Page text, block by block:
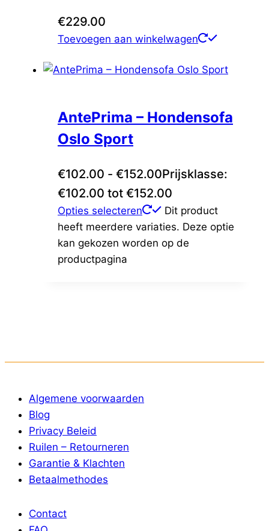
€229.00
Toevoegen aan winkelwagen
AntePrima – Hondensofa
Oslo Sport
€102.00 - €152.00Prijsklasse:
€102.00 tot €152.00
Opties selecteren
Dit product
heeft meerdere variaties. Deze optie
kan gekozen worden op de
productpagina
Algemene voorwaarden
Blog
Privacy Beleid
Ruilen – Retourneren
Garantie & Klachten
Betaalmethodes
Contact